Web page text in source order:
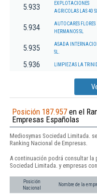
5.933
EXPLOTACIONES
AGRICOLAS LAS 40
5.934
AUTOCARES FLORES
HERMANOS SL
5.935
ASADA
SL.
5.936 LIMPIEZAS LA
Posición 187.957 en el
Empresas Españolas
Mediosymas Sociedad Limitada.
Ranking Nacional de Empresas.
A continuación podrá consultar la
Sociedad Limitada. y empresas
Posición
Nacional
Nombre de la